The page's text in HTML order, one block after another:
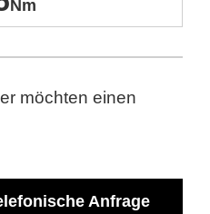
möchten einen
Anfrage